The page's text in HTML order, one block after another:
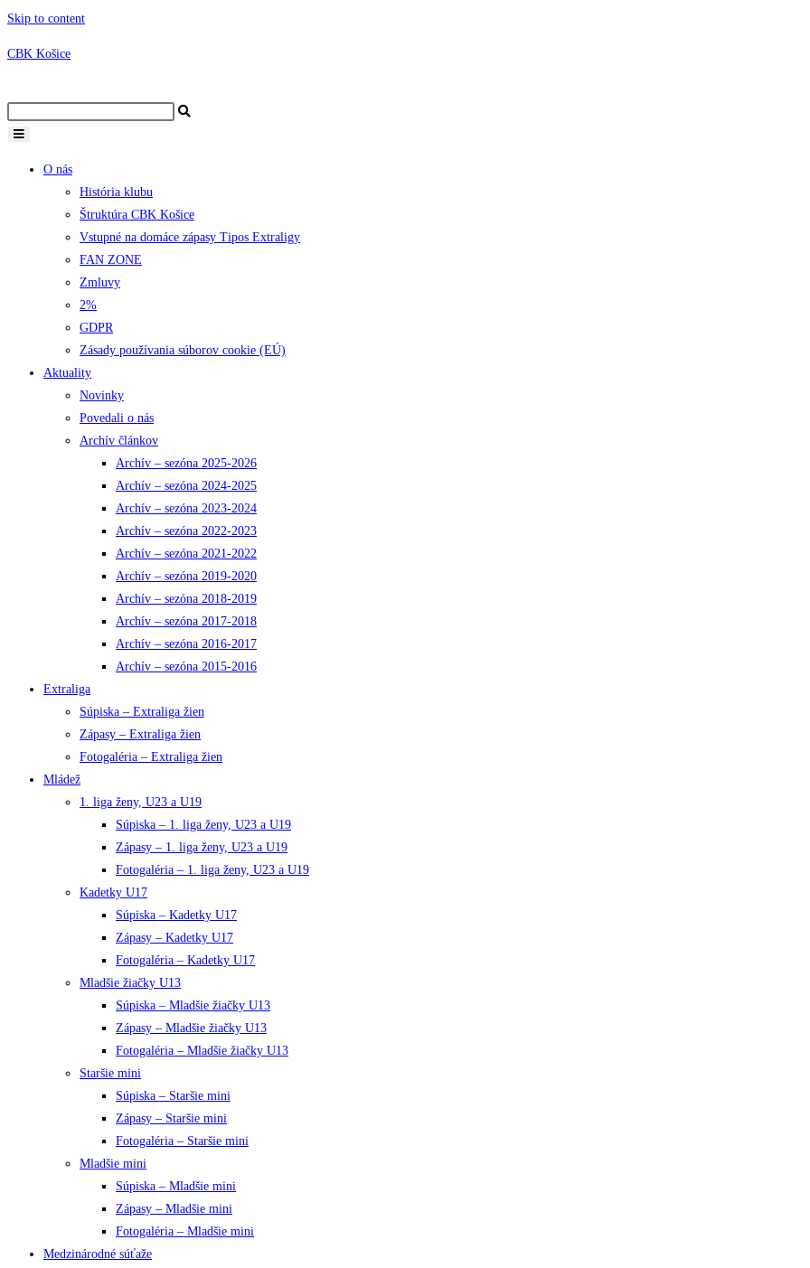
Skip to content
CBK Košice
O nás
História klubu
Štruktúra CBK Košice
Vstupné na domáce zápasy Tipos Extraligy
FAN ZONE
Zmluvy
2%
GDPR
Zásady používania súborov cookie (EÚ)
Aktuality
Novinky
Povedali o nás
Archív článkov
Archív – sezóna 2025-2026
Archív – sezóna 2024-2025
Archív – sezóna 2023-2024
Archív – sezóna 2022-2023
Archív – sezóna 2021-2022
Archív – sezóna 2019-2020
Archív – sezóna 2018-2019
Archív – sezóna 2017-2018
Archív – sezóna 2016-2017
Archív – sezóna 2015-2016
Extraliga
Súpiska – Extraliga žien
Zápasy – Extraliga žien
Fotogaléria – Extraliga žien
Mládež
1. liga ženy, U23 a U19
Súpiska – 1. liga ženy, U23 a U19
Zápasy – 1. liga ženy, U23 a U19
Fotogaléria – 1. liga ženy, U23 a U19
Kadetky U17
Súpiska – Kadetky U17
Zápasy – Kadetky U17
Fotogaléria – Kadetky U17
Mladšie žiačky U13
Súpiska – Mladšie žiačky U13
Zápasy – Mladšie žiačky U13
Fotogaléria – Mladšie žiačky U13
Staršie mini
Súpiska – Staršie mini
Zápasy – Staršie mini
Fotogaléria – Staršie mini
Mladšie mini
Súpiska – Mladšie mini
Zápasy – Mladšie mini
Fotogaléria – Mladšie mini
Medzinárodné súťaže